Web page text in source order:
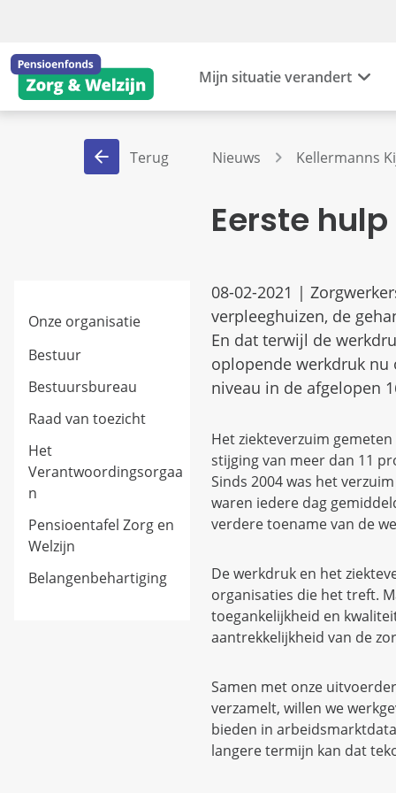
Mijn situatie verandert
Terug Nieuws Kellermanns
Eerste
Onze organisatie
Bestuur
Bestuursbureau
Raad van toezicht
Het
Verantwoordingsorgaa
n
Pensioentafel Zorg en
Welzijn
Belangenbehartiging
08-02-2021 |
verpleeghuizen, de
En dat terwijl de
oplopende werkdruk nu
niveau in de afgelopen
Het ziekteverzuim
stijging van meer dan 11
Sinds 2004 was het
waren iedere dag
verdere toename van de
De werkdruk en het
organisaties die het treft.
toegankelijkheid en
aantrekkelijkheid van de
Samen met onze
verzamelt, willen we
bieden in
langere termijn kan dat